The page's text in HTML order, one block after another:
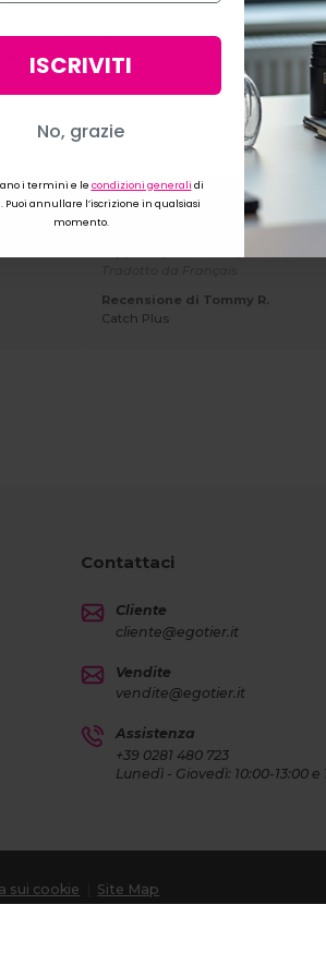
Recensioni dei
Collo
Sol's 11380 - Sol's T-Shirt Unisex
Rotondo di Alta Qualità
Apprezzo molto la qualità di questo
modello. Il tessuto è piacevole al
taglio unisex è ben riuscito e la
nero intenso è davvero elegante.
Recensione di Tommy R.
Catch Plus
Contattaci
Cliente
cliente@egotier.it
Vendite
vendite@egotier.it
Assistenza
+39 0281 480 723
Lunedì - Giovedì: 10:00-13:00 e
sui cookie Site Map
ISCRIVITI
No, grazie
i termini e le condizioni generali di
Puoi annullare l’iscrizione in qualsiasi
momento.